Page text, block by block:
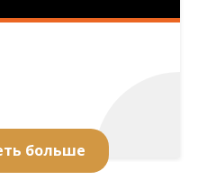
больше